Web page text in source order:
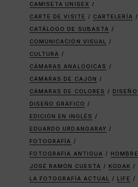
CAMISETA UNISEX
CARTE DE VISITE
CARTELERÍA
CATÁLOGO DE SUBASTA
COMUNICACIÓN VISUAL
CULTURA
CÁMARAS ANALÓGICAS
CÁMARAS DE CAJÓN
CÁMARAS DE COLORES
DISEÑO
DISEÑO GRÁFICO
EDICIÓN EN INGLÉS
EDUARDO URDANGARAY
FOTOGRAFÍA
FOTOGRAFÍA ANTIGUA
HOMBRE
JOSÉ RAMÓN CUESTA
KODAK
LA FOTOGRAFÍA ACTUAL
LIFE